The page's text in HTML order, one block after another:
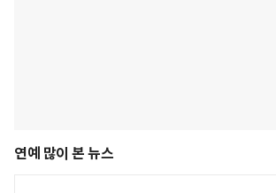
연예 많이 본 뉴스